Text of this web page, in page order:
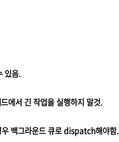
있음.
에서 긴 작업을 실행하지 말것.
우 백그라운드 큐로 dispatch해야함.